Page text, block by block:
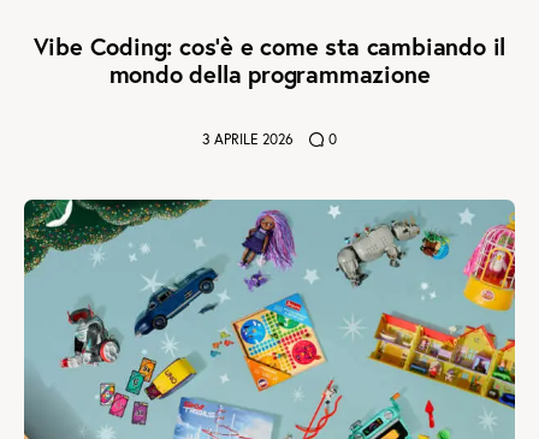
Vibe Coding: cos’è e come sta cambiando il
mondo della programmazione
3 APRILE 2026 0